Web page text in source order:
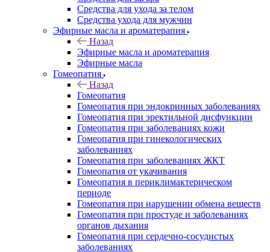
Средства для ухода за телом
Средства ухода для мужчин
Эфирные масла и ароматерапия
Назад
Эфирные масла и ароматерапия
Эфирные масла
Гомеопатия
Назад
Гомеопатия
Гомеопатия при эндокринных заболеваниях
Гомеопатия при эректильной дисфункции
Гомеопатия при заболеваниях кожи
Гомеопатия при гинекологических
заболеваниях
Гомеопатия при заболеваниях ЖКТ
Гомеопатия от укачивания
Гомеопатия в периклимактерическом
периоде
Гомеопатия при нарушении обмена веществ
Гомеопатия при простуде и заболеваниях
органов дыхания
Гомеопатия при сердечно-сосудистых
заболеваниях